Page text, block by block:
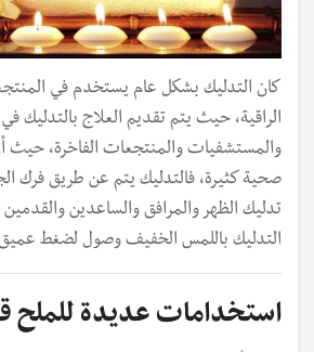
كان التدليك بشكل عام يستخدم في
الراقية، حيث يتم تقديم العلاج بالتدليك
والمستشفيات والمنتجعات الفاخرة، حيث
صحية كثيرة، فالتدليك يتم عن طريق فرك
تدليك الظهر والمرافق والساعدين
التدليك باللمس الخفيف وصول لضغط
استخدامات عديدة للملح